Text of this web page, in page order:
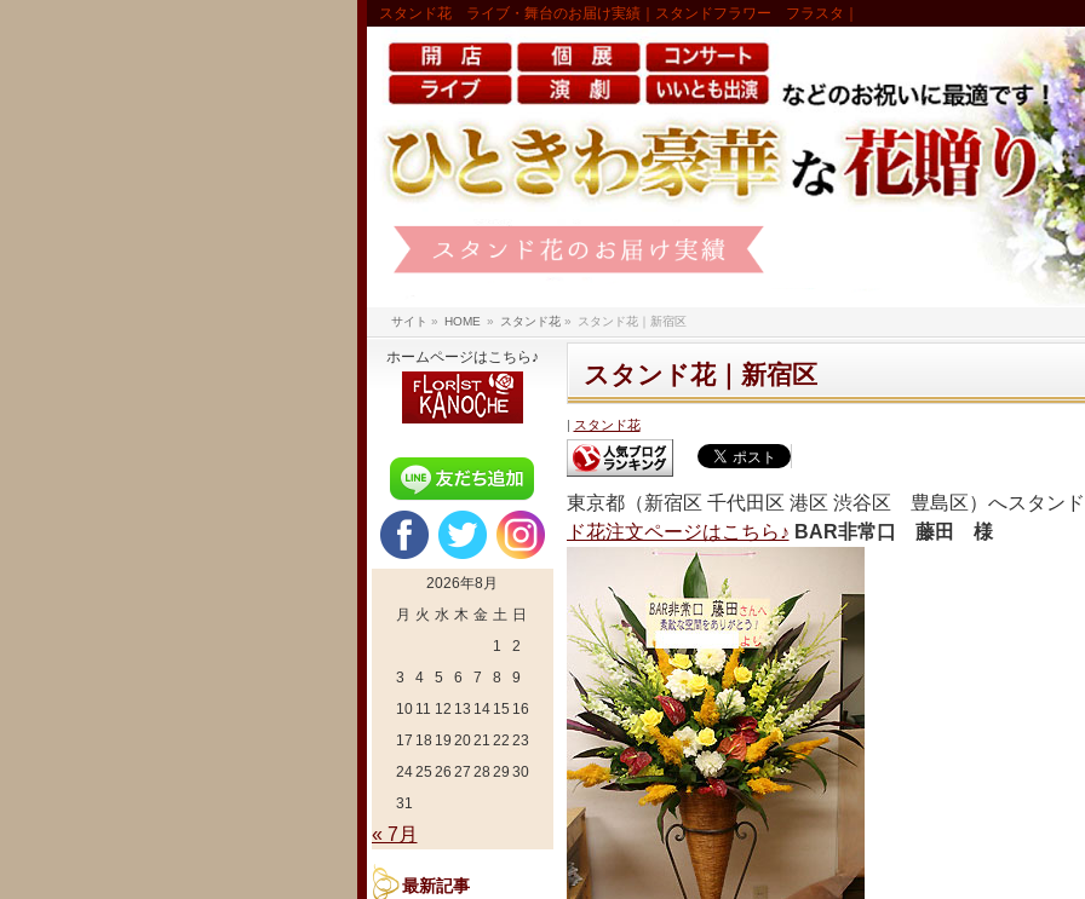
スタンド花 ライブ・舞台のお届け実績｜スタンドフラワー フラスタ｜
サイト » HOME » スタンド花» スタンド花｜新宿区
スタンド花｜新宿区
スタンド花
東京都（新宿区 千代田区 港区 渋谷区 豊島区）へスタン
ド花注文ページはこちら♪ BAR非常口 藤田 様
ホームページはこちら♪
2026年8月
月 火 水 木 金 土 日
1
2
3
4 5 6 7 8
9
10 11 12 13 14 15 16
17 18 19 2021 22 23
2425 26 27 28 29 30
31
« 7月
最新記事